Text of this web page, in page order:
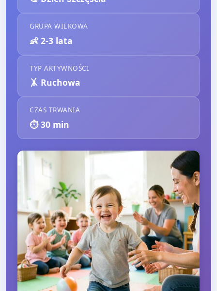
GRUPA WIEKOWA
👶 2-3 lata
TYP AKTYWNOŚCI
🤸 Ruchowa
CZAS TRWANIA
⏱️30 min